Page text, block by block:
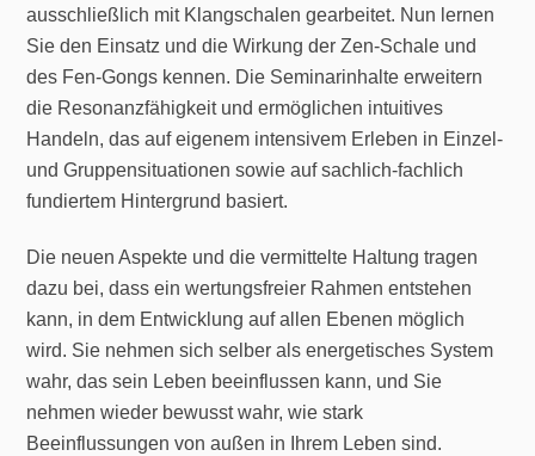
ausschließlich mit Klangschalen gearbeitet. Nun lernen
Sie den Einsatz und die Wirkung der Zen-Schale und
des Fen-Gongs kennen. Die Seminarinhalte erweitern
die Resonanzfähigkeit und ermöglichen intuitives
Handeln, das auf eigenem intensivem Erleben in Einzel-
und Gruppensituationen sowie auf sachlich-fachlich
fundiertem Hintergrund basiert.
Die neuen Aspekte und die vermittelte Haltung tragen
dazu bei, dass ein wertungsfreier Rahmen entstehen
kann, in dem Entwicklung auf allen Ebenen möglich
wird. Sie nehmen sich selber als energetisches System
wahr, das sein Leben beeinflussen kann, und Sie
nehmen wieder bewusst wahr, wie stark
Beeinflussungen von außen in Ihrem Leben sind.